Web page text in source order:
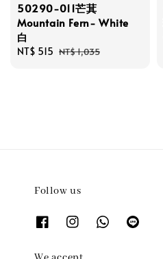
50290-011芒萁
Mountain Fern- White
白
Sale
NT$ 515 Regular
NT$ 1,035
Follow us